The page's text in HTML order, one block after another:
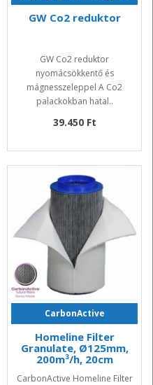
GW Co2 reduktor
GW Co2 reduktor
nyomácsökkentő és
mágnesszeleppel A Co2
palackokban hatal..
39.450 Ft
CarbonActive
Homeline Filter
Granulate, Ø125mm,
200m³/h, 20cm
CarbonActive Homeline Filter